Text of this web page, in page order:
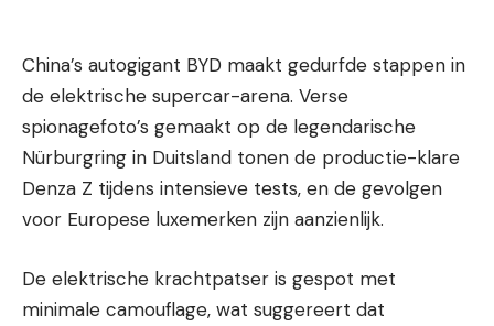
China’s autogigant BYD maakt gedurfde stappen in
de elektrische supercar-arena. Verse
spionagefoto’s gemaakt op de legendarische
Nürburgring in Duitsland tonen de productie-klare
Denza Z tijdens intensieve tests, en de gevolgen
voor Europese luxemerken zijn aanzienlijk.
De elektrische krachtpatser is gespot met
minimale camouflage, wat suggereert dat